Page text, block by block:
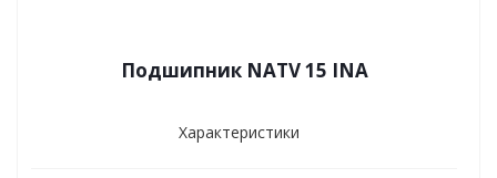
Подшипник NATV 15 INA
Характеристики